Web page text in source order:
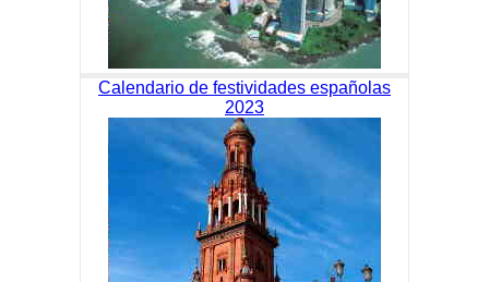
Calendario de festividades españolas
2023